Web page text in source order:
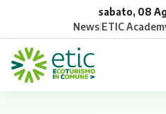
sabato, 08
News|ETIC